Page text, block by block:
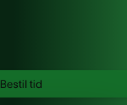
Bestil tid